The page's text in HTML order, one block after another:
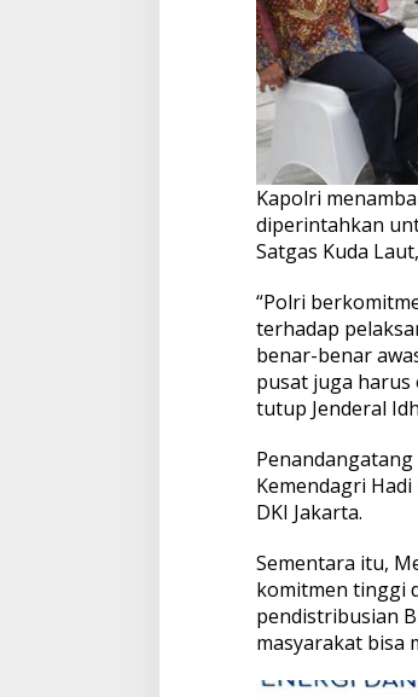
Kapolri
diperintahkan
Satgas Kuda
“Polri
terhadap
benar-benar
pusat juga harus
tutup Jenderal
Kemendagri
DKI Jakarta.
Sementara itu,
komitmen tinggi
pendistribusian
masyarakat bisa